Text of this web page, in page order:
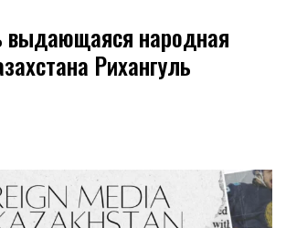
выдающаяся народная
Рихангуль